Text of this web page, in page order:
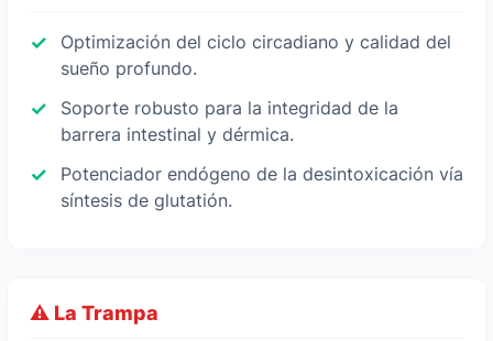
Optimización del ciclo circadiano y calidad del
sueño profundo.
Soporte robusto para la integridad de la
barrera intestinal y dérmica.
Potenciador endógeno de la desintoxicación vía
síntesis de glutatión.
⚠️ La Trampa